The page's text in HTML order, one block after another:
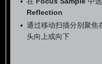
Reflection
通过移动扫描分别聚焦
头向上或向下